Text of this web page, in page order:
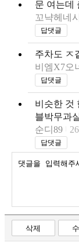
문 여는데
꼬냑헤네시
답댓글
주차도 ㅈ
비엠X7오
답댓글
비슷한 것
블박무과
순디89
답댓글
삭제